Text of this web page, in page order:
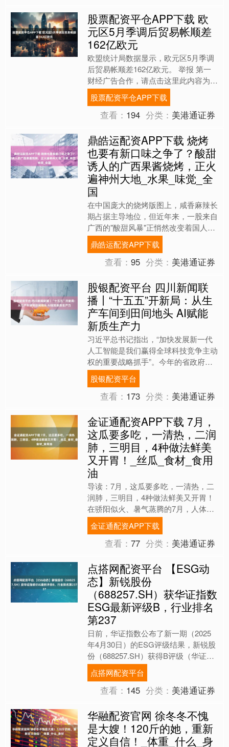
股票配资平仓APP下载 欧
元区5月季调后贸易帐顺差
162亿欧元
欧盟统计局数据显示，欧元区5月季调
后贸易帐顺差162亿欧元。 举报 第一
财经广告合作，请点击这里此内容为第
一财经原创，著作权归第一财经所有。
未经第一财经书面授权....
股票配资平仓APP下载
查看： 194 分类： 美港通证券
鼎皓运配资APP下载 烧烤
也要有新口味之争了？酸甜
诱人的广西果酱烧烤，正火
遍神州大地_水果_味觉_全
国
在中国庞大的烧烤版图上，咸香麻辣长
期占据主导地位，但近年来，一股来自
广西的"酸甜风暴"正悄然改变着国人的
烧烤味觉体验。 当北方还在为"孜然
派"还是"辣椒派"争论....
鼎皓运配资APP下载
查看：95 分类： 美港通证券
股银配资平台 四川新闻联
播丨“十五五”开新局：从生
产车间到田间地头 AI赋能
新质生产力
习近平总书记指出，“加快发展新一代
人工智能是我们赢得全球科技竞争主动
权的重要战略抓手”。今年的省政府工
作报告也提出，实施“人工智能+”一号
创新工程，全方位赋能千....
股银配资平台
查看： 173 分类： 美港通证券
金证通配资APP下载 7月，
这瓜要多吃，一清热，二润
肺，三明目，4种做法鲜美
又开胃！_丝瓜_食材_食用
油
导读：7月，这瓜要多吃，一清热，二
润肺，三明目，4种做法鲜美又开胃！
在骄阳似火、暑气蒸腾的7月，人体容
易因高温而出现各种不适，如燥热上
火、肺燥咳嗽、目赤肿痛等....
金证通配资APP下载
查看：77 分类： 美港通证券
点搭网配资平台 【ESG动
态】新锐股份
（688257.SH）获华证指数
ESG最新评级B，行业排名
第237
日前，华证指数公布了新一期（2025
年4月30日）的ESG评级结果，新锐股
份（688257.SH）获得B评级（华证指
数评级为C起至AAA九档，C为最低
档，AAA....
点搭网配资平台
查看： 145 分类： 美港通证券
华融配资官网 徐冬冬不愧
是大嫂！120斤的她，重新
定义自信！_体重_什么_身